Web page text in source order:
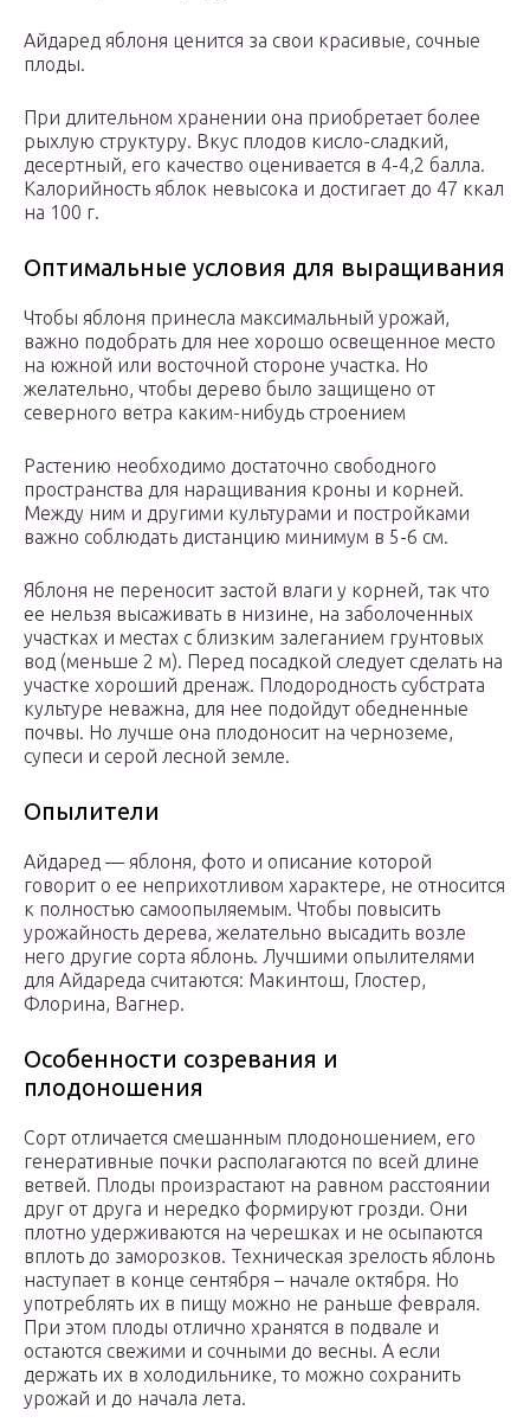
Айдаред яблоня ценится за свои красивые, сочные
плоды.
При длительном хранении она приобретает более
рыхлую структуру. Вкус плодов кисло-сладкий,
десертный, его качество оценивается в 4-4,2 балла.
Калорийность яблок невысока и достигает до 47 ккал
на 100 г.
Оптимальные условия для выращивания
Чтобы яблоня принесла максимальный урожай,
важно подобрать для нее хорошо освещенное место
на южной или восточной стороне участка. Но
желательно, чтобы дерево было защищено от
северного ветра каким-нибудь строением
Растению необходимо достаточно свободного
пространства для наращивания кроны и корней.
Между ним и другими культурами и постройками
важно соблюдать дистанцию минимум в 5-6 см.
Яблоня не переносит застой влаги у корней, так что
ее нельзя высаживать в низине, на заболоченных
участках и местах с близким залеганием грунтовых
вод (меньше 2 м). Перед посадкой следует сделать на
участке хороший дренаж. Плодородность субстрата
культуре неважна, для нее подойдут обедненные
почвы. Но лучше она плодоносит на черноземе,
супеси и серой лесной земле.
Опылители
Айдаред — яблоня, фото и описание которой
говорит о ее неприхотливом характере, не относится
к полностью самоопыляемым. Чтобы повысить
урожайность дерева, желательно высадить возле
него другие сорта яблонь. Лучшими опылителями
для Айдареда считаются: Макинтош, Глостер,
Флорина, Вагнер.
Особенности созревания и
плодоношения
Сорт отличается смешанным плодоношением, его
генеративные почки располагаются по всей длине
ветвей. Плоды произрастают на равном расстоянии
друг от друга и нередко формируют грозди. Они
плотно удерживаются на черешках и не осыпаются
вплоть до заморозков. Техническая зрелость яблонь
наступает в конце сентября – начале октября. Но
употреблять их в пищу можно не раньше февраля.
При этом плоды отлично хранятся в подвале и
остаются свежими и сочными до весны. А если
держать их в холодильнике, то можно сохранить
урожай и до начала лета.